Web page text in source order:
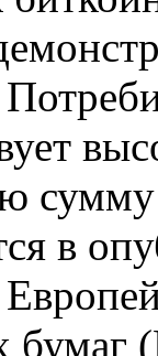
в
бумаг